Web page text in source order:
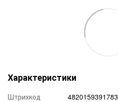
Характеристики
Штрихкод
4820159391783